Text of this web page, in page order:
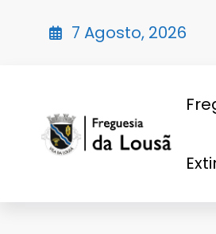
7 Agosto, 2026